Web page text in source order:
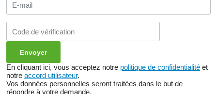
En cliquant ici, vous acceptez notre politique de confidentialité et
notre accord utilisateur.
Vos données personnelles seront traitées dans le but de
répondre à votre demande.